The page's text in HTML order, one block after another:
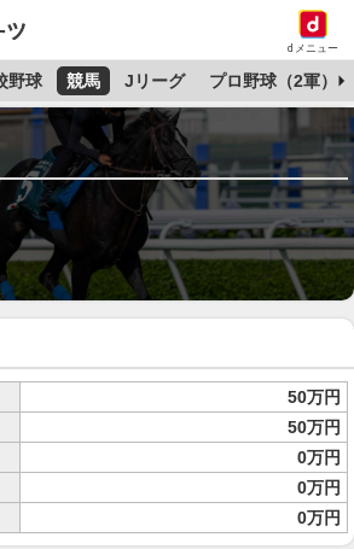
dメニュー
野球 競馬 Jリーグ プロ野球（2軍）
50万円
50万円
0万円
0万円
0万円